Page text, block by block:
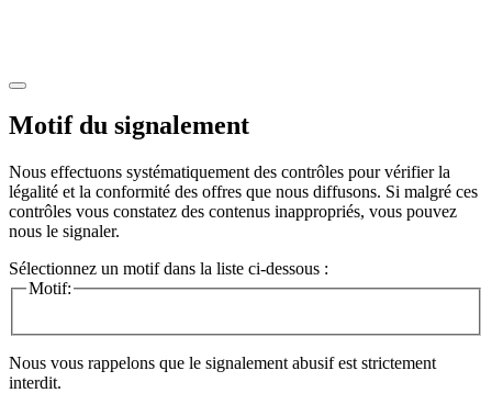
Motif du signalement
Nous effectuons systématiquement des contrôles pour vérifier la
légalité et la conformité des offres que nous diffusons. Si malgré ces
contrôles vous constatez des contenus inappropriés, vous pouvez
nous le signaler.
Sélectionnez un motif dans la liste ci-dessous :
Motif:
Nous vous rappelons que le signalement abusif est strictement
interdit.